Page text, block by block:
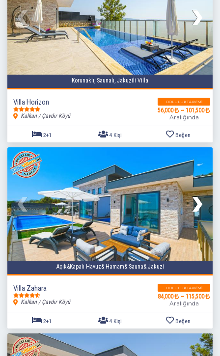
2+1 4 Kişi Beğen
Korunaklı, Saunalı, Jakuzili Villa
Villa Horizon
Kalkan / Çavdır Köyü
DOLULUK TAKVIMI
56,000 ~ 101,500
Aralığında
2+1 4 Kişi Beğen
Açık&Kapalı Havuz& Hamam& Sauna& Jakuzi
Villa Zahara
Kalkan / Çavdır Köyü
DOLULUK TAKVIMI
84,000 ~ 115,500
Aralığında